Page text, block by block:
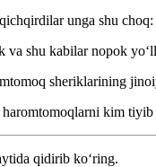
unga shu
shu kabilar nopok
sheriklarining
kim tiyib
qidirib ko‘ring.